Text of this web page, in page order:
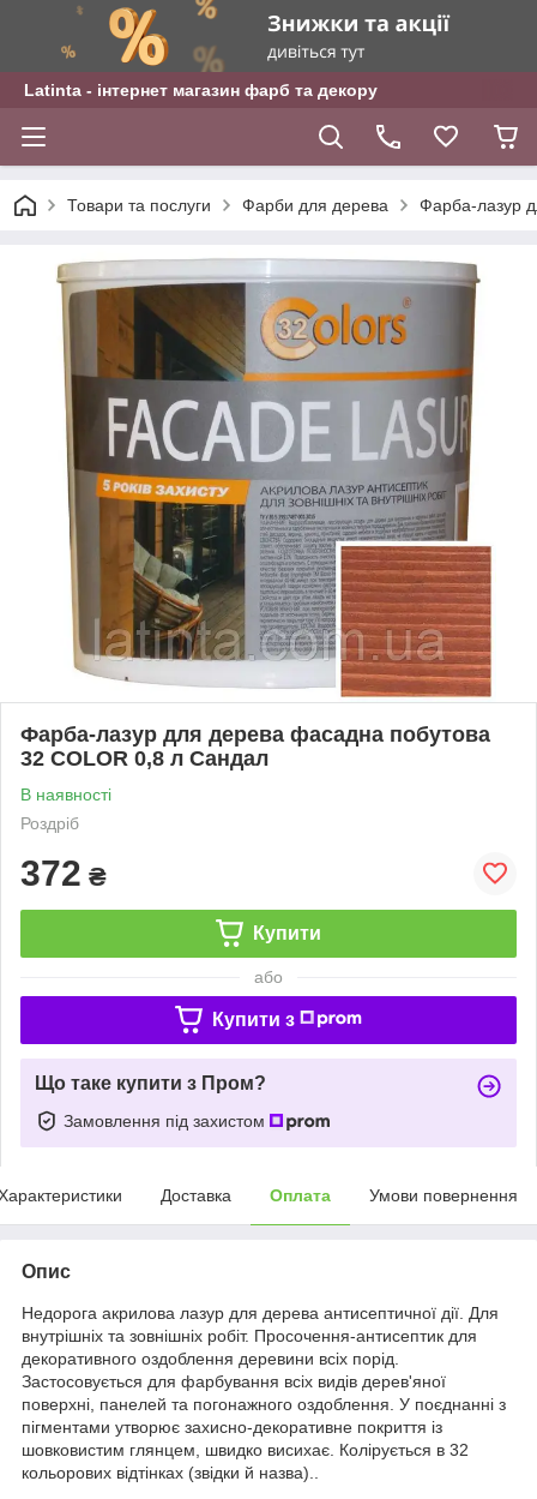
Latinta - інтернет магазин фарб та декору
Товари та послуги Фарби для дерева Фарба-лазур
Фарба-лазур для дерева фасадна побутова
32 COLOR 0,8 л Сандал
В наявності
Роздріб
372 ₴
Купити
або
Купити з
Що таке купити з Пром?
Замовлення під захистом
Доставка Оплата Умови повернення
Опис
Недорога акрилова лазур для дерева антисептичної дії. Для
внутрішніх та зовнішніх робіт. Просочення-антисептик для
декоративного оздоблення деревини всіх порід.
Застосовується для фарбування всіх видів дерев'яної
поверхні, панелей та погонажного оздоблення. У поєднанні з
пігментами утворює захисно-декоративне покриття із
шовковистим глянцем, швидко висихає. Колірується в 32
кольорових відтінках (звідки й назва)..